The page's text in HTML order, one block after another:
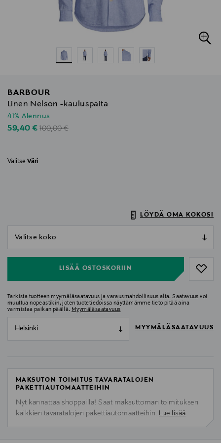
BARBOUR
Linen Nelson -kauluspaita
41% Alennus
Discounted Price
59,40 €Original Price
100,00 €
Valitse Väri
LÖYDÄ OMA KOKOSI
LISÄÄ OSTOSKORIIN
Tarkista tuotteen myymäläsaatavuus ja varausmahdollisuus alta. Saatavuus voi
muuttua nopeastikin, joten tuotetiedoissa näyttämämme tieto pitää aina
varmistaa paikan päällä. Myymäläsaatavuus
Helsinki MYYMÄLÄSAATAVUUS
MAKSUTON TOIMITUS TAVARATALOJEN
PAKETTIAUTOMAATTEIHIN
Nyt kannattaa shoppailla! Saat maksuttoman toimituksen
kaikkien tavaratalojen pakettiautomaatteihin. Lue lisää